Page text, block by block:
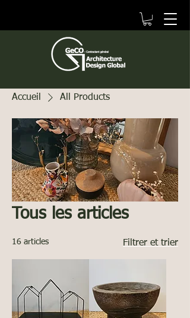
Accueil All Products
Tous les articles
16 articles Filtrer et trier